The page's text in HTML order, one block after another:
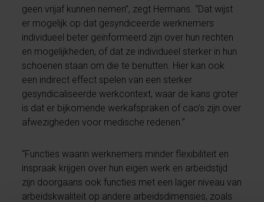
geen vrijaf kunnen nemen”, zegt Hermans. “Dat wijst
er mogelijk op dat gesyndiceerde werknemers
individueel beter geïnformeerd zijn over hun rechten
en mogelijkheden, of dat ze individueel sterker in hun
schoenen staan om die te benutten. Hier kan ook
een indirect effect spelen van een sterker
gesyndicaliseerde werkcontext, waar de kans groter
is dat er bijkomende werkafspraken of cao’s zijn over
afwezigheden voor medische redenen.”
“Functies waarin werknemers minder flexibiliteit en
inspraak krijgen over hun eigen werk en arbeidstijd
zijn doorgaans ook functies met een lager niveau van
arbeidskwaliteit op andere arbeidsdimensies, zoals